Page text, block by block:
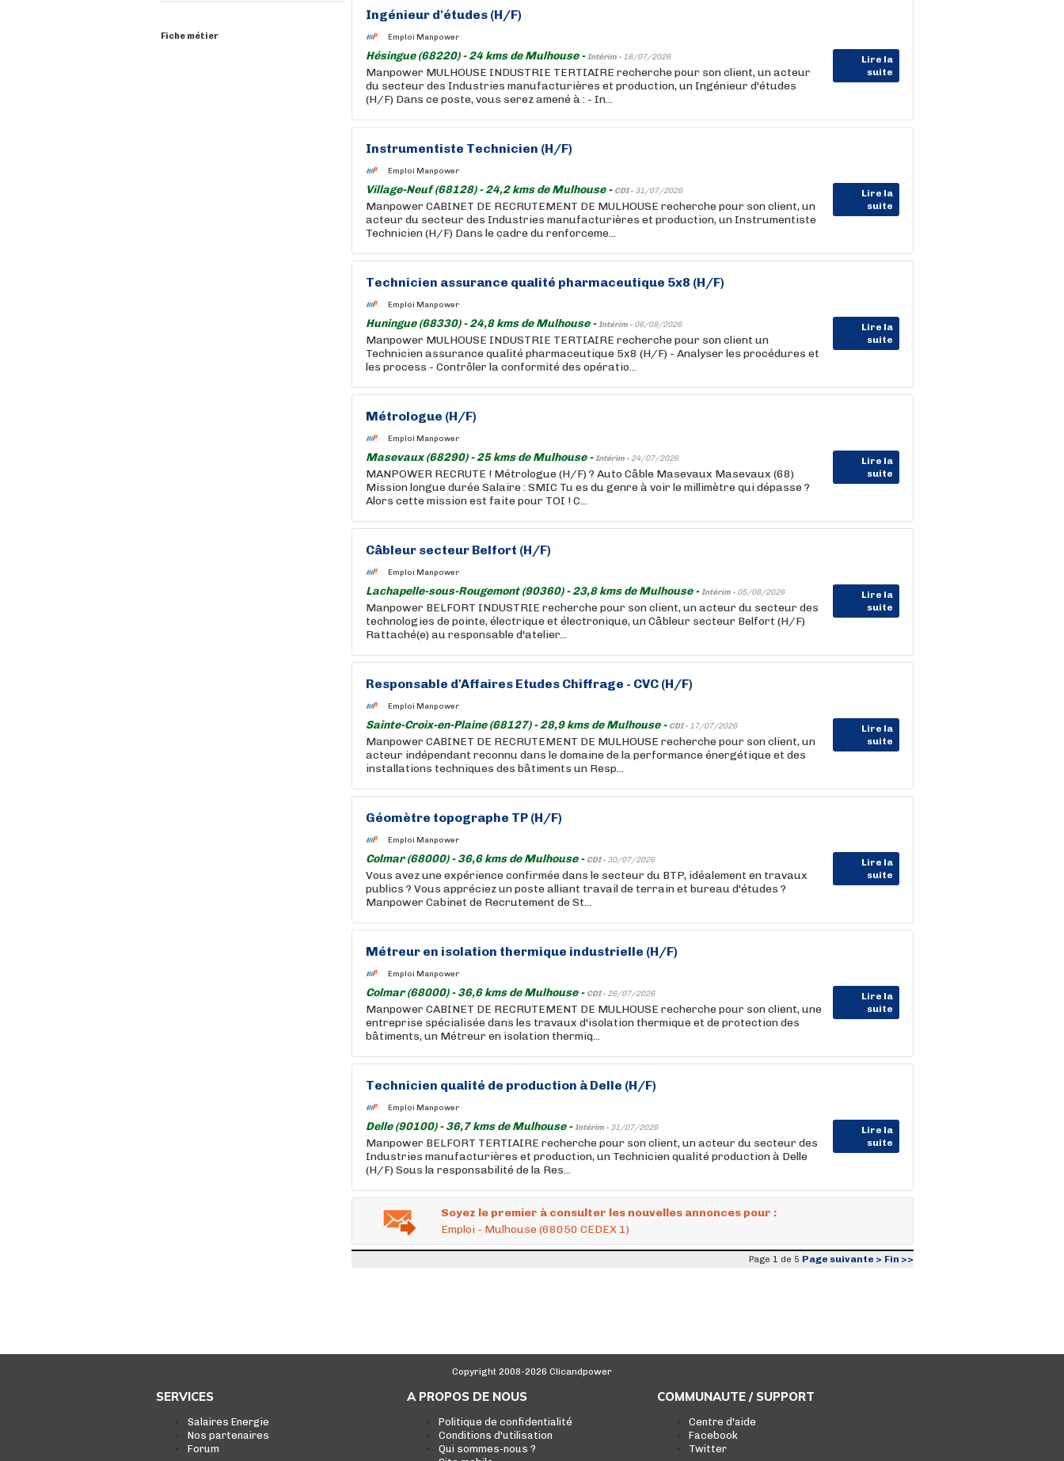
Fiche métier
Ingénieur d'études (H/F)
Emploi Manpower
Hésingue (68220) - 24 kms de Mulhouse -Intérim - 16/07/2026
Lire la
suite
Manpower MULHOUSE INDUSTRIE TERTIAIRE recherche pour son client, un acteur
du secteur des Industries manufacturières et production, un Ingénieur d'études
(H/F) Dans ce poste, vous serez amené à : - In...
Instrumentiste Technicien (H/F)
Emploi Manpower
Village-Neuf (68128) - 24,2 kms de Mulhouse - CDI - 31/07/2026
Lire la
suite
Manpower CABINET DE RECRUTEMENT DE MULHOUSE recherche pour son client, un
acteur du secteur des Industries manufacturières et production, un Instrumentiste
Technicien (H/F) Dans le cadre du renforceme...
Technicien assurance qualité pharmaceutique 5x8 (H/F)
Emploi Manpower
Huningue (68330) - 24,8 kms de Mulhouse -Intérim - 06/08/2026
Lire la
suite
Manpower MULHOUSE INDUSTRIE TERTIAIRE recherche pour son client un
Technicien assurance qualité pharmaceutique 5x8 (H/F) - Analyser les procédures et
les process - Contrôler la conformité des opératio...
Métrologue (H/F)
Emploi Manpower
Masevaux (68290) - 25 kms de Mulhouse -Intérim - 24/07/2026
Lire la
suite
MANPOWER RECRUTE ! Métrologue (H/F) ? Auto Câble Masevaux Masevaux (68)
Mission longue durée Salaire : SMIC Tu es du genre à voir le millimètre qui dépasse ?
Alors cette mission est faite pour TOI ! C...
Câbleur secteur Belfort (H/F)
Emploi Manpower
Lachapelle-sous-Rougemont (90360) - 23,8 kms de Mulhouse -Intérim - 05/08/2026
Lire la
suite
Manpower BELFORT INDUSTRIE recherche pour son client, un acteur du secteur des
technologies de pointe, électrique et électronique, un Câbleur secteur Belfort (H/F)
Rattaché(e) au responsable d'atelier...
Responsable d'Affaires Etudes Chiffrage - CVC (H/F)
Emploi Manpower
Sainte-Croix-en-Plaine (68127) - 28,9 kms de Mulhouse - CDI - 17/07/2026
Lire la
suite
Manpower CABINET DE RECRUTEMENT DE MULHOUSE recherche pour son client, un
acteur indépendant reconnu dans le domaine de la performance énergétique et des
installations techniques des bâtiments un Resp...
Géomètre topographe TP (H/F)
Emploi Manpower
Colmar (68000) - 36,6 kms de Mulhouse - CDI - 30/07/2026
Lire la
suite
Vous avez une expérience confirmée dans le secteur du BTP, idéalement en travaux
publics ? Vous appréciez un poste alliant travail de terrain et bureau d'études ?
Manpower Cabinet de Recrutement de St...
Métreur en isolation thermique industrielle (H/F)
Emploi Manpower
Colmar (68000) - 36,6 kms de Mulhouse - CDI - 26/07/2026
Lire la
suite
Manpower CABINET DE RECRUTEMENT DE MULHOUSE recherche pour son client, une
entreprise spécialisée dans les travaux d'isolation thermique et de protection des
bâtiments, un Métreur en isolation thermiq...
Technicien qualité de production à Delle (H/F)
Emploi Manpower
Delle (90100) - 36,7 kms de Mulhouse -Intérim - 31/07/2026
Lire la
suite
Manpower BELFORT TERTIAIRE recherche pour son client, un acteur du secteur des
Industries manufacturières et production, un Technicien qualité production à Delle
(H/F) Sous la responsabilité de la Res...
Soyez le premier à consulter les nouvelles annonces pour :
Emploi - Mulhouse (68050 CEDEX 1)
Page 1 de 5 Page suivante > Fin >>
Copyright 2008-2026 Clicandpower
SERVICES
Salaires Energie
Nos partenaires
Forum
A PROPOS DE NOUS
Politique de confidentialité
Conditions d'utilisation
Qui sommes-nous ?
COMMUNAUTE / SUPPORT
Centre d'aide
Facebook
Twitter